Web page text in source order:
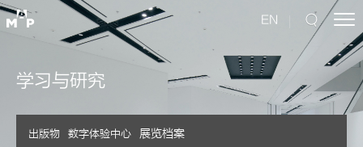
EN
学习与研究
出版物 数字体验中心 展览档案